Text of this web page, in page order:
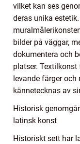
vilket kan ses
deras unika
bilder på väggar,
dokumentera och
platser.
levande färger
kännetecknas av
Historisk
latinsk konst
Historiskt sett har